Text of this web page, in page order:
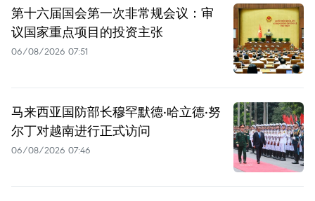
第十六届国会第一次非常规会议：审
议国家重点项目的投资主张
06/08/2026 07:51
马来西亚国防部长穆罕默德·哈立德·努
尔丁对越南进行正式访问
06/08/2026 07:46